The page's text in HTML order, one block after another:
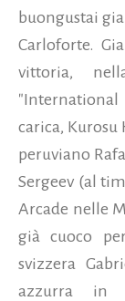
buongustai
Carloforte.
vittoria,
"International
carica, Kurosu
peruviano
Sergeev (al
Arcade nelle
già cuoco
svizzera
azzurra in